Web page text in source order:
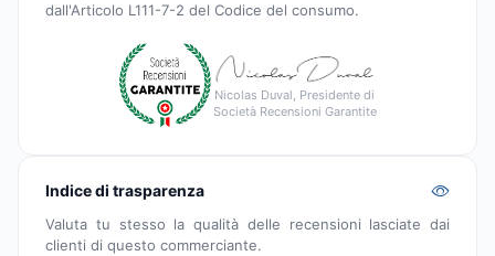
dall'Articolo L111-7-2 del Codice del consumo.
Nicolas Duval, Presidente di
Società Recensioni Garantite
Indice di trasparenza
Valuta tu stesso la qualità delle recensioni lasciate dai
clienti di questo commerciante.